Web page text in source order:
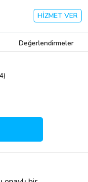
HİZMET VER
Değerlendirmeler